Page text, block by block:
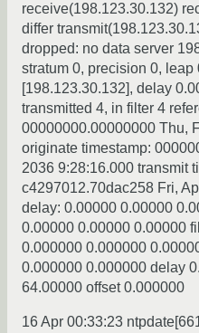
receive(198.123.30.132)
differ
dropped: no data server
stratum 0, precision 0, leap
[198.123.30.132], delay
transmitted 4, in filter 4
00000000.00000000 Thu,
originate timestamp:
2036 9:28:16.000 transmit
c4297012.70dac258 Fri,
delay: 0.00000 0.00000
0.00000 0.00000 0.00000
0.000000 0.000000
0.000000 0.000000 delay
64.00000 offset 0.000000
16 Apr 00:33:23